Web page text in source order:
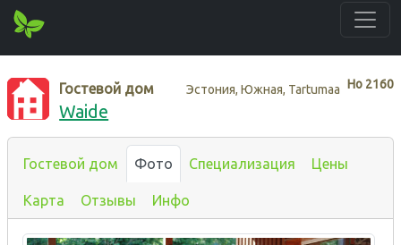
Нo 2160
Гостевой дом Эстония, Южная, Tartumaa
Waide
Гостевой дом Фото Специализация Цены
Карта Отзывы Инфо